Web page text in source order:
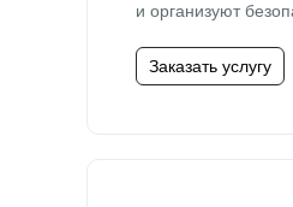
и организуют
Заказать услугу